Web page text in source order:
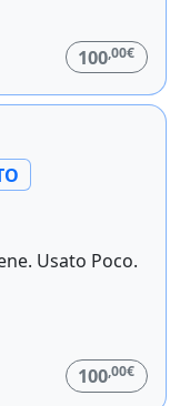
100,00€
Usato Poco.
100,00€